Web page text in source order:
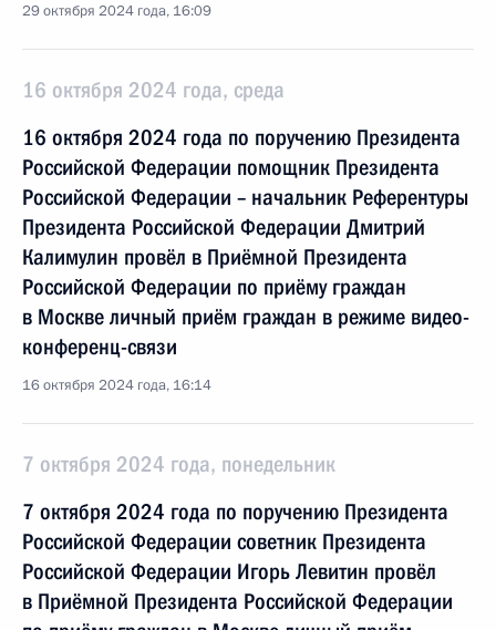
29 октября 2024 года, 16:09
16 октября 2024 года, среда
16 октября 2024 года по поручению Президента
Российской Федерации помощник Президента
Российской Федерации – начальник Референтуры
Президента Российской Федерации Дмитрий
Калимулин провёл в Приёмной Президента
Российской Федерации по приёму граждан
в Москве личный приём граждан в режиме видео-
конференц-связи
16 октября 2024 года, 16:14
7 октября 2024 года, понедельник
7 октября 2024 года по поручению Президента
Российской Федерации советник Президента
Российской Федерации Игорь Левитин провёл
в Приёмной Президента Российской Федерации